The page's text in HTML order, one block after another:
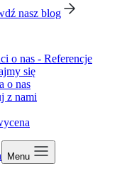
nasz blog
o nas - Referencje
się
o nas
z nami
Menu